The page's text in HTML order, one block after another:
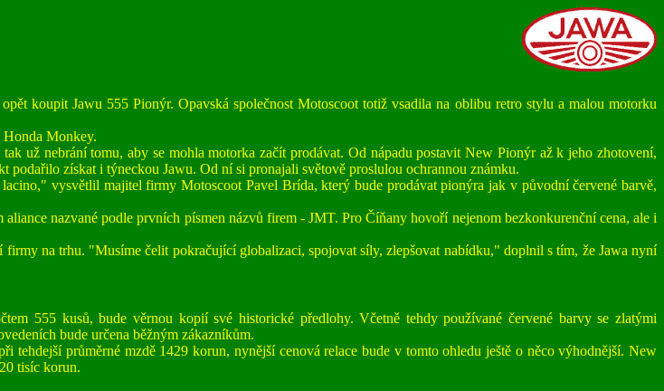
koupit Jawu 555 Pionýr. Opavská společnost Motoscoot totiž vsadila na oblibu retro stylu a malou motorku
Honda Monkey.
už nebrání tomu, aby se mohla motorka začít prodávat. Od nápadu postavit New Pionýr až k jeho zhotovení,
získat i týneckou Jawu. Od ní si pronajali světově proslulou ochrannou známku.
vysvětlil majitel firmy Motoscoot Pavel Brída, který bude prodávat pionýra jak v původní červené barvě,
nazvané podle prvních písmen názvů firem - JMT. Pro Číňany hovoří nejenom bezkonkurenční cena, ale i
na trhu. "Musíme čelit pokračující globalizaci, spojovat síly, zlepšovat nabídku," doplnil s tím, že Jawa nyní
555 kusů, bude věrnou kopií své historické předlohy. Včetně tehdy používané červené barvy se zlatými
bude určena běžným zákazníkům.
tehdejší průměrné mzdě 1429 korun, nynější cenová relace bude v tomto ohledu ještě o něco výhodnější. New
tisíc korun.